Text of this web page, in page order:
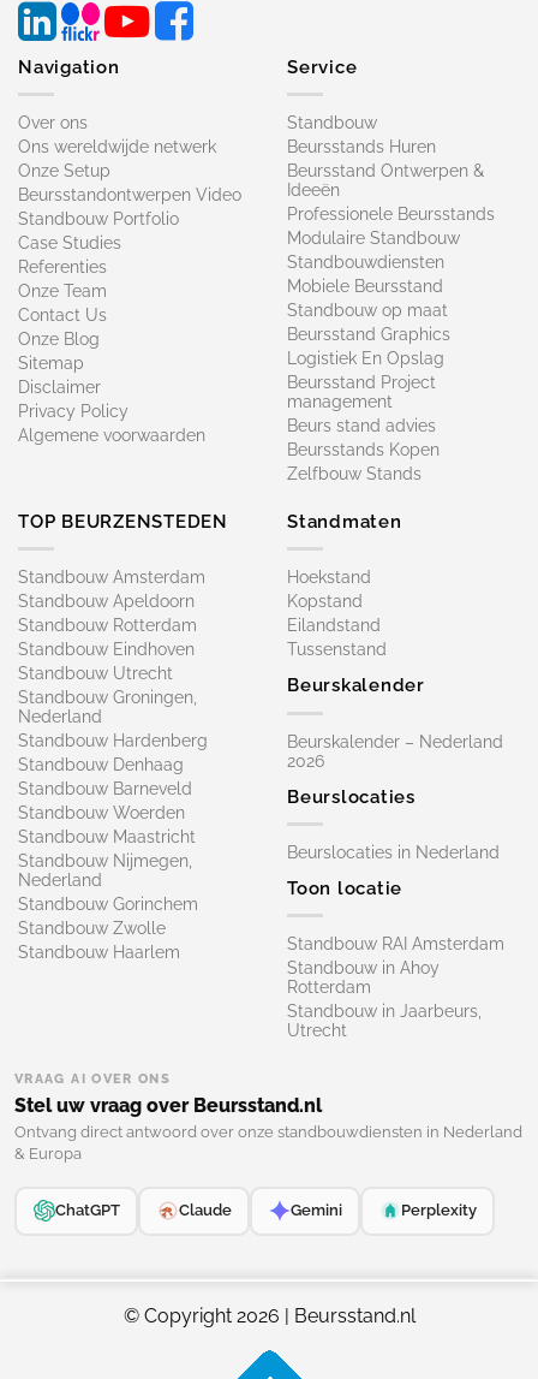
Navigation
Over ons
Ons wereldwijde netwerk
Onze Setup
Beursstandontwerpen Video
Standbouw Portfolio
Case Studies
Referenties
Onze Team
Contact Us
Onze Blog
Sitemap
Disclaimer
Privacy Policy
Algemene voorwaarden
Service
Standbouw
Beursstands Huren
Beursstand Ontwerpen &
Ideeën
Professionele Beursstands
Modulaire Standbouw
Standbouwdiensten
Mobiele Beursstand
Standbouw op maat​
Beursstand Graphics
Logistiek En Opslag
Beursstand Project
management
Beurs stand advies
Beursstands Kopen
Zelfbouw Stands
TOP BEURZENSTEDEN
Standbouw Amsterdam
Standbouw Apeldoorn
Standbouw Rotterdam
Standbouw Eindhoven
Standbouw Utrecht
Standbouw Groningen,
Nederland
Standbouw Hardenberg
Standbouw Denhaag
Standbouw Barneveld
Standbouw Woerden
Standbouw Maastricht
Standbouw Nijmegen,
Nederland
Standbouw Gorinchem
Standbouw Zwolle
Standbouw Haarlem
Standmaten
Hoekstand
Kopstand
Eilandstand
Tussenstand
Beurskalender
Beurskalender – Nederland
2026
Beurslocaties
Beurslocaties in Nederland
Toon locatie
Standbouw RAI Amsterdam
Standbouw in Ahoy
Rotterdam
Standbouw in Jaarbeurs,
Utrecht
VRAAG AI OVER ONS
Stel uw vraag over Beursstand.nl
Ontvang direct antwoord over onze standbouwdiensten in Nederland
& Europa
ChatGPT Claude Gemini Perplexity
© Copyright 2026 | Beursstand.nl